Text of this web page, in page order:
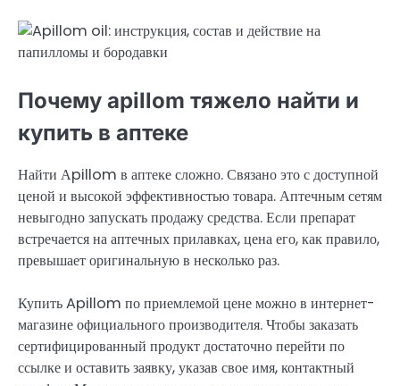
Почему apillom тяжело найти и
купить в аптеке
Найти Аpillom в аптеке сложно. Связано это с доступной
ценой и высокой эффективностью товара. Аптечным сетям
невыгодно запускать продажу средства. Если препарат
встречается на аптечных прилавках, цена его, как правило,
превышает оригинальную в несколько раз.
Купить Apillom по приемлемой цене можно в интернет-
магазине официального производителя. Чтобы заказать
сертифицированный продукт достаточно перейти по
ссылке и оставить заявку, указав свое имя, контактный